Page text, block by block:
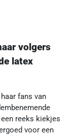
volgers
latex
fans van
reeks kiekjes
voor een